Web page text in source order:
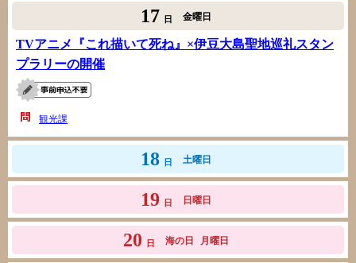
17 日 金曜日
TVアニメ『これ描いて死ね』×伊豆大島聖地巡礼スタン
プラリーの開催
観光課
18 日 土曜日
19 日 日曜日
20 日 海の日 月曜日